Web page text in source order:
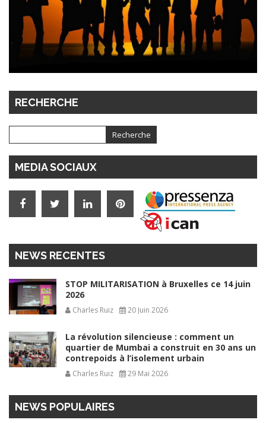
RECHERCHE
MEDIA SOCIAUX
NEWS RECENTES
STOP MILITARISATION à Bruxelles ce 14 juin
2026
Charles Ruiz 20 Juin 2026
La révolution silencieuse : comment un
quartier de Mumbai a construit en 30 ans un
contrepoids à l’isolement urbain
Charles Ruiz 29 Mai 2026
NEWS POPULAIRES